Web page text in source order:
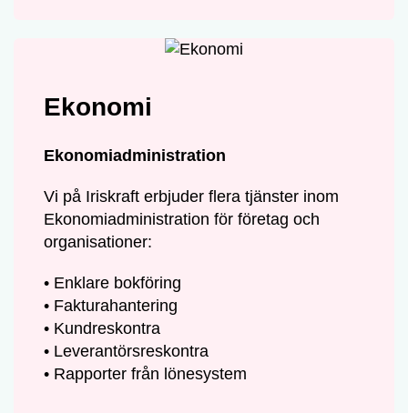
Ekonomi
Ekonomiadministration
Vi på Iriskraft erbjuder flera tjänster inom
Ekonomiadministration för företag och
organisationer:
• Enklare bokföring
• Fakturahantering
• Kundreskontra
• Leverantörsreskontra
• Rapporter från lönesystem